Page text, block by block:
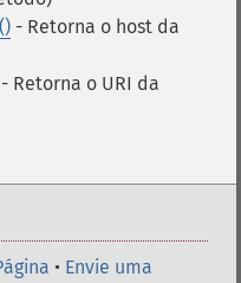
- Retorna o host da
- Retorna o URI da
• Envie uma